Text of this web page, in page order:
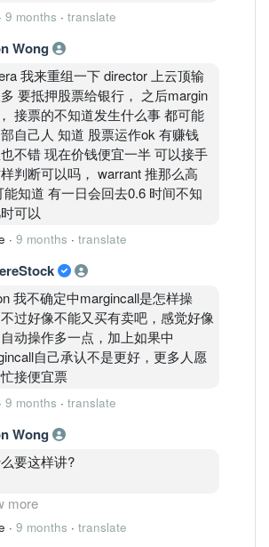
· 9 months · translate
Wong
我来重组一下 director 上云顶输
要抵押股票给银行， 之后margin
接票的不知道发生什么事 都可能
自己人 知道 股票运作ok 有赚钱
不错 现在价钱便宜一半 可以接手
样判断可以吗， warrant 推那么高
能知道 有一日会回去0.6 时间不知
可以
· 9 months · translate
我不确定中margincall是怎样操
过好像不能又买有卖吧，感觉好像
动操作多一点，加上如果中
自己承认不是更好，更多人愿
接便宜票
· 9 months · translate
Wong
要这样讲?
强制卖股(force selling)”并不是公司
是董事个人和银行之间的融资账
more
· 9 months · translate